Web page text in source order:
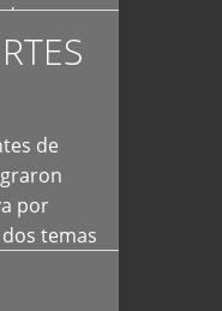
de
por
temas